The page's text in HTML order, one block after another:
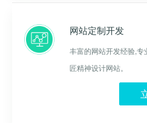
网站定制开发
丰富的网站开发经验,
匠精神设计网站。